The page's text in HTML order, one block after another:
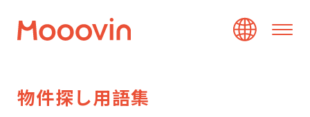
物件探し用語集